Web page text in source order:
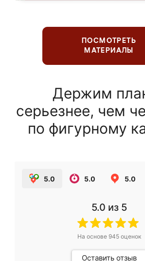
ПОСМОТРЕТЬ
МАТЕРИАЛЫ
Держим
серьезнее, чем
по фигурному
5.0 5.0 5.0
5.0 из 5
На основе 945оценок
Оставить отзыв